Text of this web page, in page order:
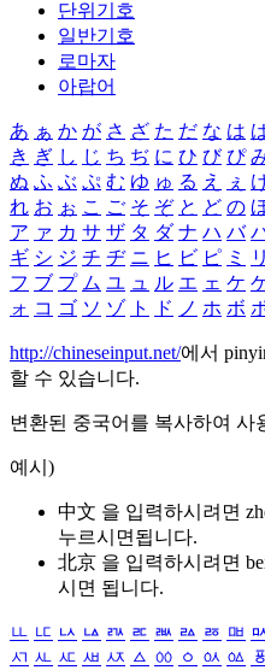
단위기호
일반기호
로마자
아랍어
あ ぁ か が さ ざ た だ な は
き ぎ し じ ち ぢ に ひ び ぴ
ぬ ふ ぶ ぷ む ゆ ゅ る え ぇ
れ お ぉ こ ご そ ぞ と ど の
ア ァ カ サ ザ タ ダ ナ ハ バ
ギ シ ジ チ ヂ ニ ヒ ビ ピ ミ リ
フ ブ プ ム ユ ュ ル エ ェ ケ
ォ コ ゴ ソ ゾ ト ド ノ ホ ボ
http://chineseinput.net/에서
할 수 있습니다.
변환된 중국어를 복사하여 사
예시)
中文 을 입력하시려면
누르시면됩니다.
北京 을 입력하시려면
시면 됩니다.
ㅥ ㅦ ㅧ ㅨ ㅩ ㅪ ㅫ ㅬ ㅭ ㅮ
ㅺ ㅻ ㅼ ㅽ ㅾ ㅿ ㆀ ㆁ ㆂ ㆃ ㆄ